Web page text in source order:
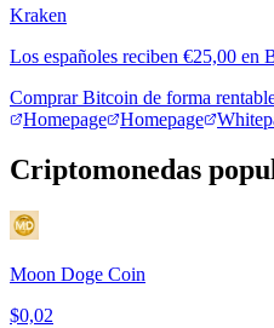
Kraken
Los españoles reciben €25,00 en
Comprar Bitcoin de forma
Homepage
Homepage
Criptomonedas
Moon Doge Coin
$0,02